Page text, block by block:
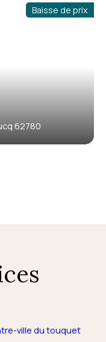
62780
Baisse de prix